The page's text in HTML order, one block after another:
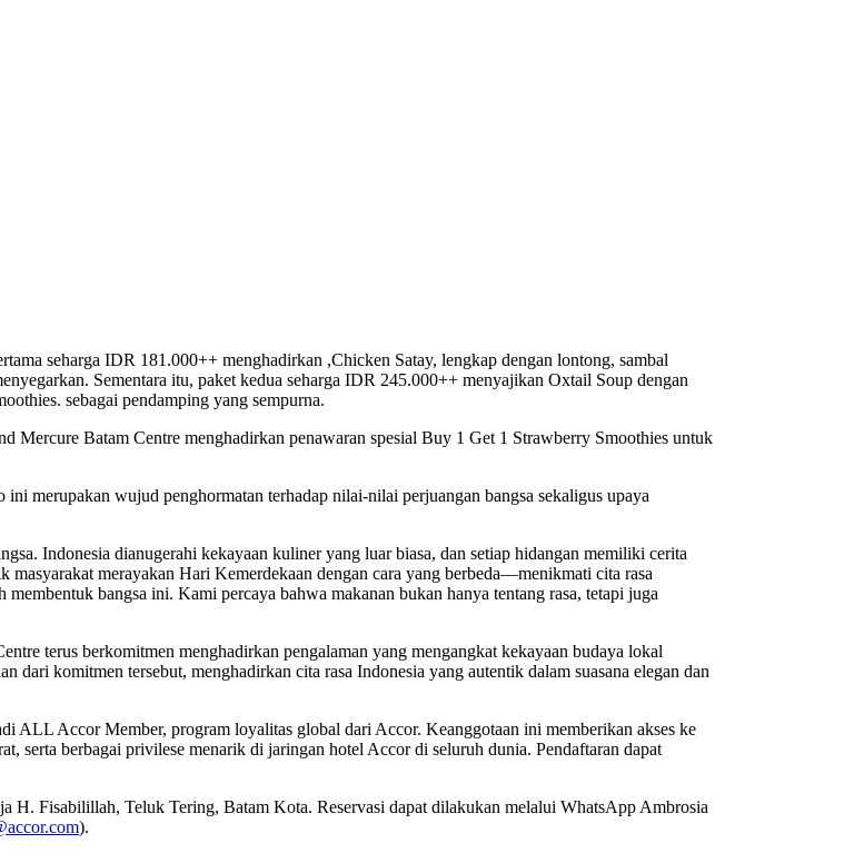
seharga IDR 181.000++ menghadirkan ,Chicken Satay, lengkap dengan lontong, sambal
Sementara itu, paket kedua seharga IDR 245.000++ menyajikan Oxtail Soup dengan
sebagai pendamping yang sempurna.
Mercure Batam Centre menghadirkan penawaran spesial Buy 1 Get 1 Strawberry Smoothies untuk
merupakan wujud penghormatan terhadap nilai-nilai perjuangan bangsa sekaligus upaya
Indonesia dianugerahi kekayaan kuliner yang luar biasa, dan setiap hidangan memiliki cerita
merayakan Hari Kemerdekaan dengan cara yang berbeda—menikmati cita rasa
bangsa ini. Kami percaya bahwa makanan bukan hanya tentang rasa, tetapi juga
terus berkomitmen menghadirkan pengalaman yang mengangkat kekayaan budaya lokal
komitmen tersebut, menghadirkan cita rasa Indonesia yang autentik dalam suasana elegan dan
ALL Accor Member, program loyalitas global dari Accor. Keanggotaan ini memberikan akses ke
serta berbagai privilese menarik di jaringan hotel Accor di seluruh dunia. Pendaftaran dapat
Fisabilillah, Teluk Tering, Batam Kota. Reservasi dapat dilakukan melalui WhatsApp Ambrosia
).